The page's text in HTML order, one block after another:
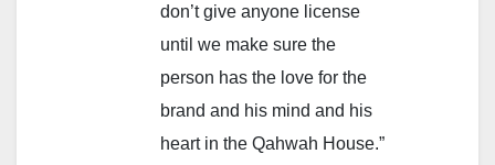
don’t give anyone license
until we make sure the
person has the love for the
brand and his mind and his
heart in the Qahwah House.”